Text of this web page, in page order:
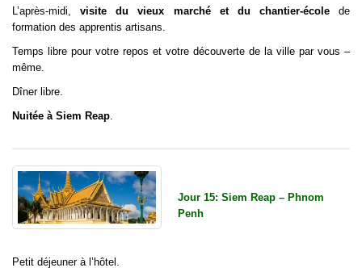
L’après-midi,visite du vieux marché et du chantier-école de
formation des apprentis artisans.
Temps libre pour votre repos et votre découverte de la ville par vous –
même.
Dîner libre.
Nuitée à Siem Reap
Jour 15: Siem Reap – Phnom
Penh
Petit déjeuner à l’hôtel.